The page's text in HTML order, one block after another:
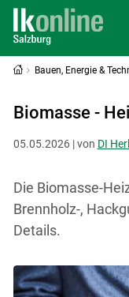
Bauen, Energie &
Biomasse -
05.05.2026 | von DI
Die Biomasse-
Brennholz-,
Details.